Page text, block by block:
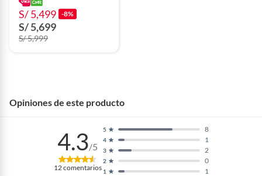
S/ 5,499 -8%
S/ 5,699
S/ 5,999
Opiniones de este producto
4.3/5
12comentarios 1 1
2 0
3 2
4 1
5 8